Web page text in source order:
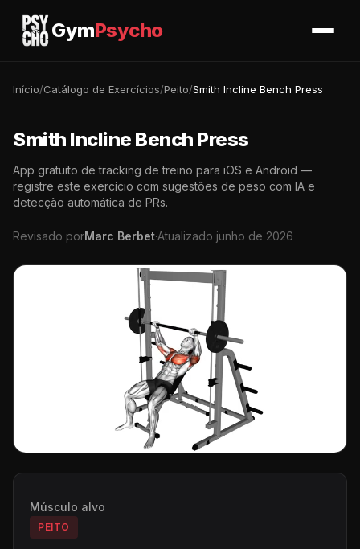
GymPsycho
Início/Catálogo de Exercícios/Peito/Smith Incline Bench Press
Smith Incline Bench Press
App gratuito de tracking de treino para iOS e Android —
registre este exercício com sugestões de peso com IA e
detecção automática de PRs.
Revisado porMarc Berbet·Atualizado junho de 2026
Músculo alvo
PEITO